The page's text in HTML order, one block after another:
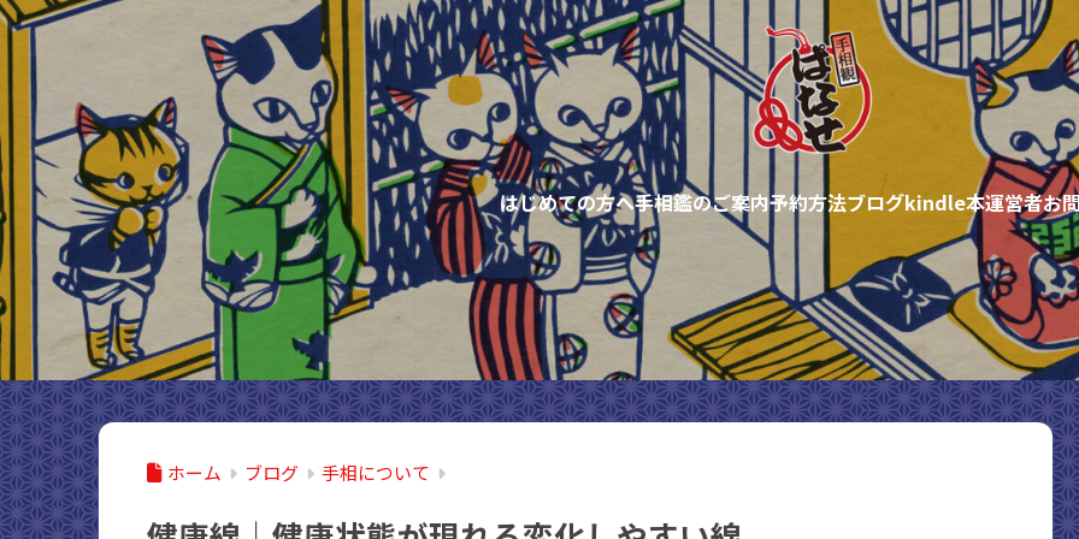
はじめての方へ手相鑑のご案内予約方法ブログkindle本運営者お
ホーム ブログ 手相について